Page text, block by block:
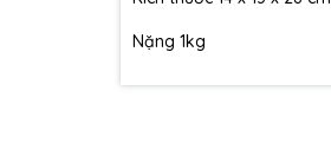
Nặng 1kg